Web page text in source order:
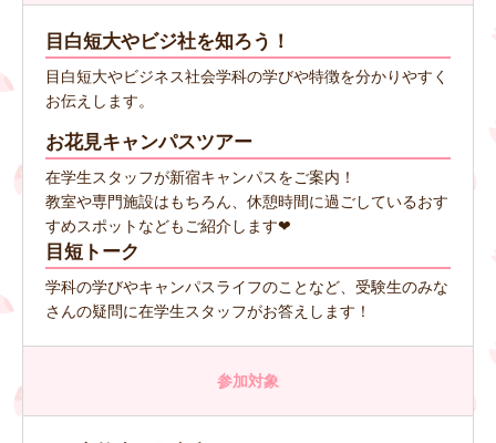
目白短大やビジ社を知ろう！
目白短大やビジネス社会学科の学びや特徴を分かりやすく
お伝えします。
お花見キャンパスツアー
在学生スタッフが新宿キャンパスをご案内！
教室や専門施設はもちろん、休憩時間に過ごしているおす
すめスポットなどもご紹介します❤
目短トーク
学科の学びやキャンパスライフのことなど、受験生のみな
さんの疑問に在学生スタッフがお答えします！
参加対象